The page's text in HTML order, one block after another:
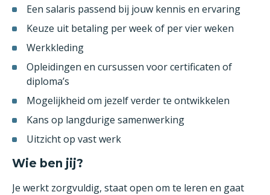
Een salaris passend bij jouw kennis en ervaring
Keuze uit betaling per week of per vier weken
Werkkleding
Opleidingen en cursussen voor certificaten of
diploma’s
Mogelijkheid om jezelf verder te ontwikkelen
Kans op langdurige samenwerking
Uitzicht op vast werk
Wie ben jij?
Je werkt zorgvuldig, staat open om te leren en gaat